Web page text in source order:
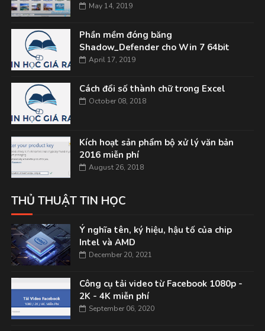
May 14, 2019
Phần mềm đóng băng
Shadow_Defender cho Win 7 64bit
April 17, 2019
Cách đổi số thành chữ trong Excel
October 08, 2018
Kích hoạt sản phẩm bộ xử lý văn bản
2016 miễn phí
August 26, 2018
THỦ THUẬT TIN HỌC
Ý nghĩa tên, ký hiệu, hậu tố của chip
Intel và AMD
December 20, 2021
Công cụ tải video từ Facebook 1080p -
2K - 4K miễn phí
September 06, 2020